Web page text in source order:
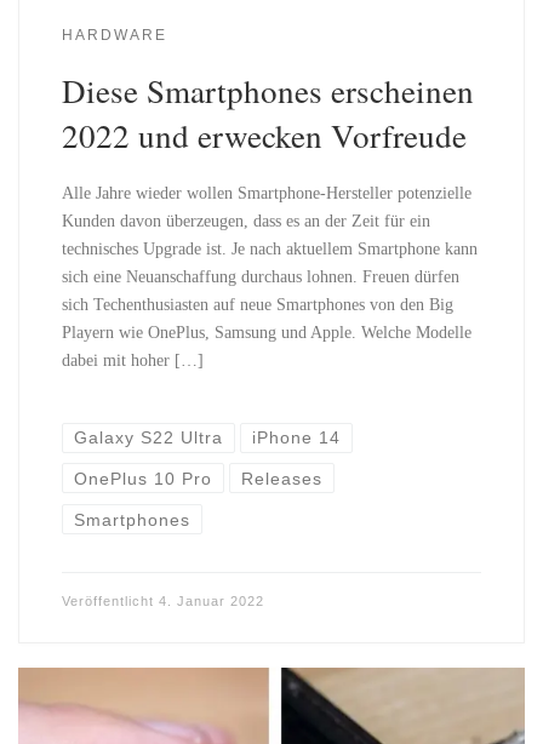
HARDWARE
Diese Smartphones erscheinen
2022 und erwecken Vorfreude
Alle Jahre wieder wollen Smartphone-Hersteller potenzielle
Kunden davon überzeugen, dass es an der Zeit für ein
technisches Upgrade ist. Je nach aktuellem Smartphone kann
sich eine Neuanschaffung durchaus lohnen. Freuen dürfen
sich Techenthusiasten auf neue Smartphones von den Big
Playern wie OnePlus, Samsung und Apple. Welche Modelle
dabei mit hoher […]
Galaxy S22 Ultra iPhone 14
OnePlus 10 Pro Releases
Smartphones
Veröffentlicht 4. Januar 2022